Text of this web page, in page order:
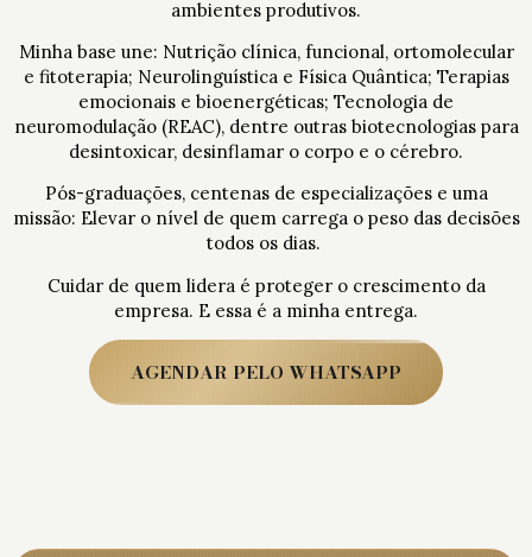
ambientes produtivos.
Minha base une: Nutrição clínica, funcional, ortomolecular
e fitoterapia; Neurolinguística e Física Quântica; Terapias
emocionais e bioenergéticas; Tecnologia de
neuromodulação (REAC), dentre outras biotecnologias para
desintoxicar, desinflamar o corpo e o cérebro.
Pós-graduações, centenas de especializações e uma
missão: Elevar o nível de quem carrega o peso das decisões
todos os dias.
Cuidar de quem lidera é proteger o crescimento da
empresa. E essa é a minha entrega.
AGENDAR PELO WHATSAPP